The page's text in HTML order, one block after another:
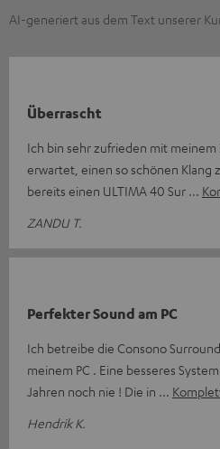
AI-generiert aus dem Text unserer
Überrascht
Ich bin sehr zufrieden mit
erwartet, einen so schönen Klang
bereits einen ULTIMA 40 Sur
ZANDU T.
Perfekter Sound am PC
Ich betreibe die Consono
meinem PC . Eine besseres
Jahren noch nie ! Die in
Hendrik K.